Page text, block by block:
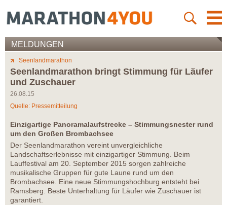
MELDUNGEN
Seenlandmarathon
Seenlandmarathon bringt Stimmung für Läufer
und Zuschauer
26.08.15
Quelle: Pressemitteilung
Einzigartige Panoramalaufstrecke – Stimmungsnester rund
um den Großen Brombachsee
Der Seenlandmarathon vereint unvergleichliche
Landschaftserlebnisse mit einzigartiger Stimmung. Beim
Lauffestival am 20. September 2015 sorgen zahlreiche
musikalische Gruppen für gute Laune rund um den
Brombachsee. Eine neue Stimmungshochburg entsteht bei
Ramsberg. Beste Unterhaltung für Läufer wie Zuschauer ist
garantiert.